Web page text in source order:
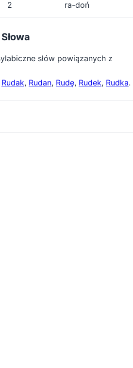
2 ra-doń
słów powiązanych z
Rudak, Rudan, Rudę, Rudek, Rudka.